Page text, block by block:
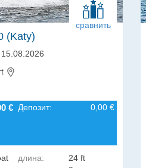
(Katy)
сравнить
€ Депозит: 0,00 €
длина:
24 ft